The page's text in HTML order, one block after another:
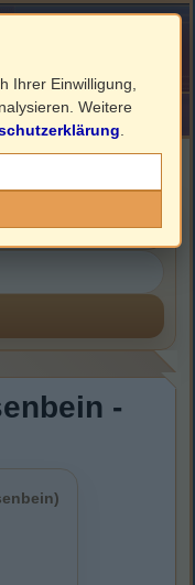
Infos
-
Ihrer Einwilligung,
Weitere